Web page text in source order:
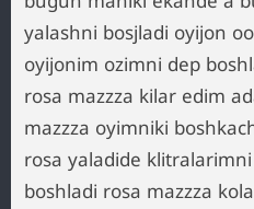
yalashni bosjladi oyijon
oyijonim ozimni dep
rosa mazzza kilar edim
mazzza oyimniki
rosa yaladide
boshladi rosa mazzza